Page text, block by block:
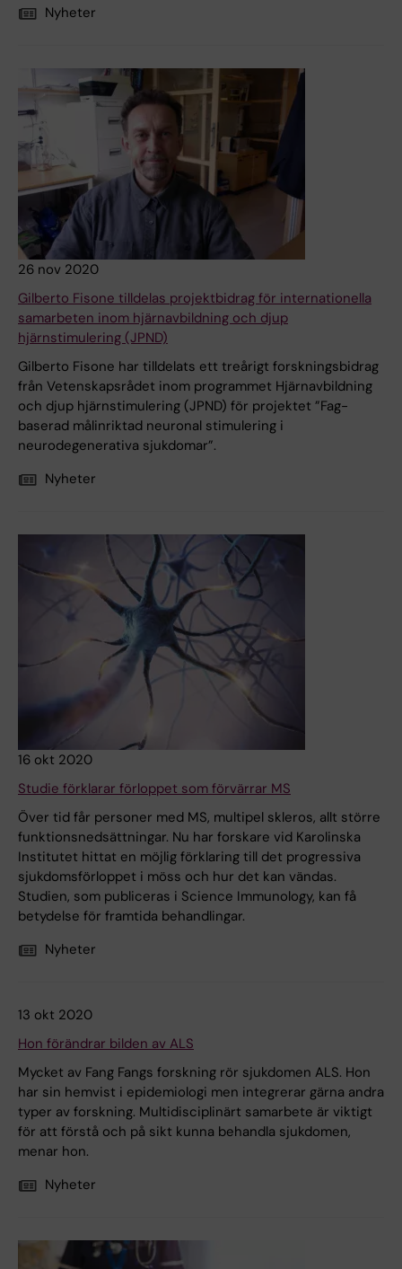
Nyheter
26 nov 2020
Gilberto Fisone tilldelas projektbidrag för internationella
samarbeten inom hjärnavbildning och djup
hjärnstimulering (JPND)
Gilberto Fisone har tilldelats ett treårigt forskningsbidrag
från Vetenskapsrådet inom programmet Hjärnavbildning
och djup hjärnstimulering (JPND) för projektet ”Fag-
baserad målinriktad neuronal stimulering i
neurodegenerativa sjukdomar”.
Nyheter
16 okt 2020
Studie förklarar förloppet som förvärrar MS
Över tid får personer med MS, multipel skleros, allt större
funktionsnedsättningar. Nu har forskare vid Karolinska
Institutet hittat en möjlig förklaring till det progressiva
sjukdomsförloppet i möss och hur det kan vändas.
Studien, som publiceras i Science Immunology, kan få
betydelse för framtida behandlingar.
Nyheter
13 okt 2020
Hon förändrar bilden av ALS
Mycket av Fang Fangs forskning rör sjukdomen ALS. Hon
har sin hemvist i epidemiologi men integrerar gärna andra
typer av forskning. Multidisciplinärt samarbete är viktigt
för att förstå och på sikt kunna behandla sjukdomen,
menar hon.
Nyheter